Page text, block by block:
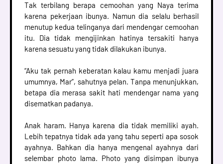
Tak terbilang berapa cemoohan yang Naya terima
karena pekerjaan ibunya. Namun dia selalu berhasil
menutup kedua telinganya dari mendengar cemoohan
itu. Dia tidak mengijinkan hatinya tersakiti hanya
karena sesuatu yang tidak dilakukan ibunya.
“Aku tak pernah keberatan kalau kamu menjadi juara
umumnya, Mar”, sahutnya pelan. Tanpa menunjukkan,
betapa dia merasa sakit hati mendengar nama yang
disematkan padanya.
Anak haram. Hanya karena dia tidak memiliki ayah.
Lebih tepatnya tidak ada yang tahu seperti apa sosok
ayahnya. Bahkan dia hanya mengenal ayahnya dari
selembar photo lama. Photo yang disimpan ibunya